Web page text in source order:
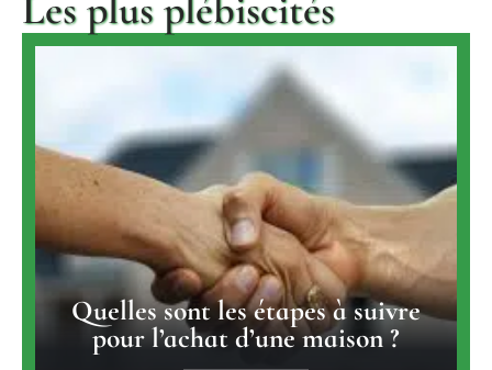
Quelles sont les étapes à suivre
pour l’achat d’une maison ?